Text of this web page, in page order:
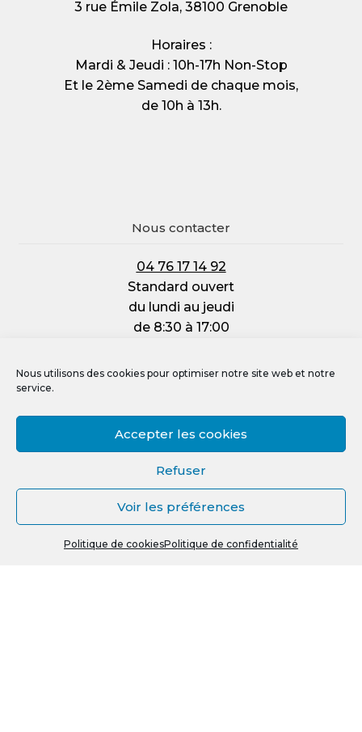
Nous utilisons des cookies pour optimiser notre site web et notre
service.
Accepter les cookies
Refuser
Voir les préférences
Politique de cookiesPolitique de confidentialité
3 rue Émile Zola, 38100 Grenoble
Horaires :
Mardi & Jeudi : 10h-17h Non-Stop
Et le 2ème Samedi de chaque mois,
de 10h à 13h.
Nous contacter
04 76 17 14 92
Standard ouvert
du lundi au jeudi
de 8:30 à 17:00
de 8:30 à 12:00
Mentions légales
Politique de cookies (UE)
Crédit photos, vidéos et illustrations
Recherche
0